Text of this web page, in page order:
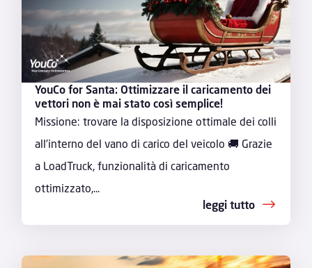
YouCo for Santa: Ottimizzare il caricamento dei
vettori non è mai stato così semplice!
Missione: trovare la disposizione ottimale dei colli
all’interno del vano di carico del veicolo 🚚 Grazie
a LoadTruck, funzionalità di caricamento
ottimizzato,...
leggi tutto